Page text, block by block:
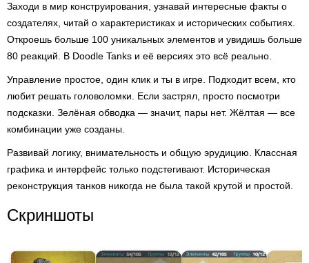
Заходи в мир конструирования, узнавай интересные факты о
создателях, читай о характеристиках и исторических событиях.
Откроешь больше 100 уникальных элементов и увидишь больше
80 реакций. В Doodle Tanks и её версиях это всё реально.
Управление простое, один клик и ты в игре. Подходит всем, кто
любит решать головоломки. Если застрял, просто посмотри
подсказки. Зелёная обводка — значит, пары нет. Жёлтая — все
комбинации уже созданы.
Развивай логику, внимательность и общую эрудицию. Классная
графика и интерфейс только подстегивают. Историческая
реконструкция танков никогда не была такой крутой и простой.
Скриншоты